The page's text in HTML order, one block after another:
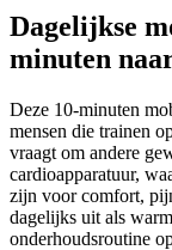
Dagelijkse
minuten
Deze 10-minuten
mensen die trainen
vraagt om andere
cardioapparatuur,
zijn voor comfort,
dagelijks uit als
onderhoudsroutine